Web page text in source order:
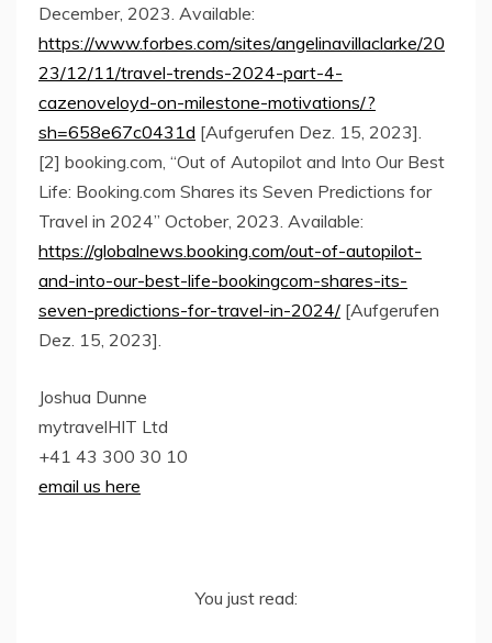
December, 2023. Available:
https://www.forbes.com/sites/angelinavillaclarke/20
23/12/11/travel-trends-2024-part-4-
cazenoveloyd-on-milestone-motivations/?
sh=658e67c0431d [Aufgerufen Dez. 15, 2023].
[2] booking.com, “Out of Autopilot and Into Our Best
Life: Booking.com Shares its Seven Predictions for
Travel in 2024” October, 2023. Available:
https://globalnews.booking.com/out-of-autopilot-
and-into-our-best-life-bookingcom-shares-its-
seven-predictions-for-travel-in-2024/ [Aufgerufen
Dez. 15, 2023].
Joshua Dunne
mytravelHIT Ltd
+41 43 300 30 10
email us here
You just read: